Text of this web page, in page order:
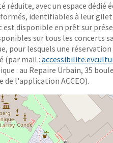
avec un espace dédié
identifiables à leur
disponible en prêt sur
sur tous les concerts
pour lesquels une
(par mail :
: au Repaire Urbain, 35
de l'application ACCEO).